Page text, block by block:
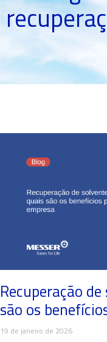
Recuperação
são os
19 de janeiro de 2026